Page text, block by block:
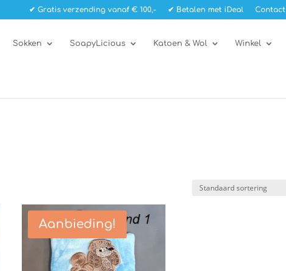
✔ Gratis verzending vanaf € 100,- ✔ Betalen met iDeal Contact
Sokken SoapyLicious Katoen & Wol Winkel
Aanbieding!